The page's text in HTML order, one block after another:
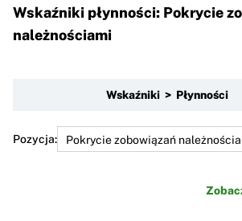
Wskaźniki płynności: Pokrycie
należnościami
Wskaźniki > Płynności
Pozycja: